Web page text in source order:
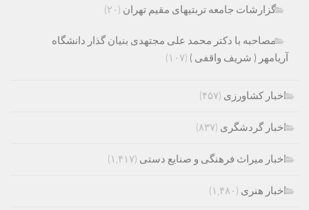
گزارشات جامعه تربتیهای مقیم تهران (۲۰)
مصاحبه با دکتر محمد علی مجتهدی بنیان گذار دانشگاه
آریامهر ( شریف واقفی ) (۱۰۷)
اخبار کشاورزی (۴۵۷)
اخبار گردشگری (۸۳۷)
اخبار میراث فرهنگی و صنایع دستی (۱,۴۱۷)
اخبار هنری (۱,۴۸۰)